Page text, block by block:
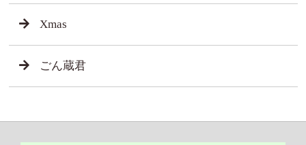
Xmas
ごん蔵君